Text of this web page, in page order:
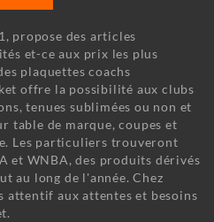
propose des articles
et-ce aux prix les plus
plaquettes coachs
offre la possibilité aux clubs
tenues sublimées ou non et
table de marque, coupes et
Les particuliers trouveront
et WNBA, des produits dérivés
au long de l'année. Chez
attentif aux attentes et besoins